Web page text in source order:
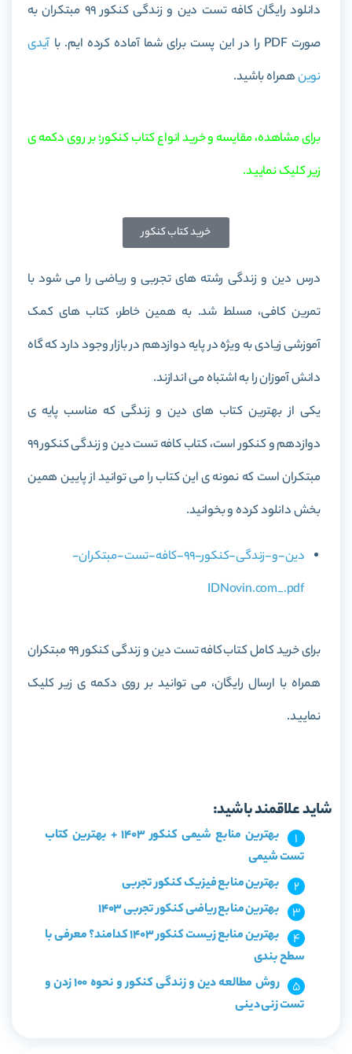
دانلود رایگانکافه تست دین و زندگی کنکور 99 مبتکران
به
صورت PDF را در این پست برای شما آماده کرده ایم. با
آیدی
نوینهمراه باشید.
برای مشاهده، مقایسه و خرید انواع کتاب کنکور؛ بر روی دکمه ی
زیر کلیک نمایید.
خرید کتاب کنکور
درس دین و زندگی رشته های تجربی و ریاضی را می شود با
تمرین کافی، مسلط شد. به همین خاطر، کتاب های کمک
آموزشی زیادی به ویژه در پایه دوازدهم در بازار وجود دارد که گاه
دانش آموزان را به اشتباه می اندازند.
یکی از بهترین کتاب های دین و زندگی که مناسب پایه ی
دوازدهم و کنکور است، کتاب
کافه تست دین و زندگی کنکور 99
مبتکراناست که نمونه ی این کتاب را می توانید از پایین همین
بخش دانلود کرده و بخوانید.
دین-و-زندگی-کنکور-99-کافه-تست-مبتکران-
IDNovin.com_.pdf
برای خرید کامل کتابکافه تست دین و زندگی کنکور 99 مبتکران
همراه با ارسال رایگان، می توانید بر روی دکمه ی زیر کلیک
نمایید.
شاید علاقمند باشید:
بهترین منابع شیمی کنکور 1403 + بهترین کتاب
تست شیمی
بهترین منابع فیزیک کنکور تجربی
بهترین منابع ریاضی کنکور تجربی 1403
بهترین منابع زیست کنکور 1403 کدامند؟ معرفی با
سطح بندی
روش مطالعه دین و زندگی کنکور و نحوه 100 زدن و
تست زنی دینی